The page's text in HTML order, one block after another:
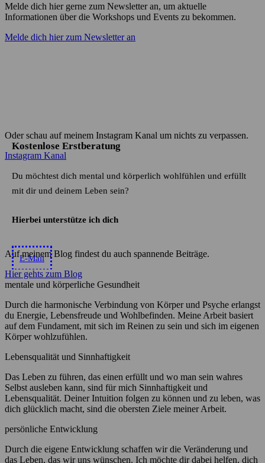
Melde dich hier gerne zum Newsletter an, um aktuelle
Informationen über die Workshops und Events zu bekommen.
Melde dich hier zum Newsletter an
Oder schau auf meinem Instagram Kanal um nichts zu verpassen.
Instagram Kanal
Auf meinem Blog findest du auch spannende Beiträge.
Hier gehts zum Blog
mentale und körperliche Gesundheit
Durch die harmonische Verbindung von Körper und Psyche erlangst
du Energie, Lebensfreude und Wohlbefinden. Meine Arbeit basiert
auf dem Fundament, mit sich im Reinen zu sein und sich im eigenen
Körper wohlzufühlen.
Lebensqualität und Sinnhaftigkeit
Das Leben zu führen, das einen erfüllt und wo man sein wahres
Selbst ausleben kann, sind für mich Sinnhaftigkeit und
Lebensqualität. Deiner Intuition folgen zu können und zu leben, was
dich glücklich macht, sind die obersten Ziele meiner Arbeit.
persönliche Entwicklung
Durch die eigene Entwicklung schaffen wir die Veränderung und
das Leben, das wir uns wünschen. Ich möchte dir dabei helfen, dich
Kostenlose Erstberatung
Du möchtest dich mental und körperlich wohlfühlen und erfüllt
mit dir und deinem Leben sein?
Hierbei unterstütze ich dich
E-Mail